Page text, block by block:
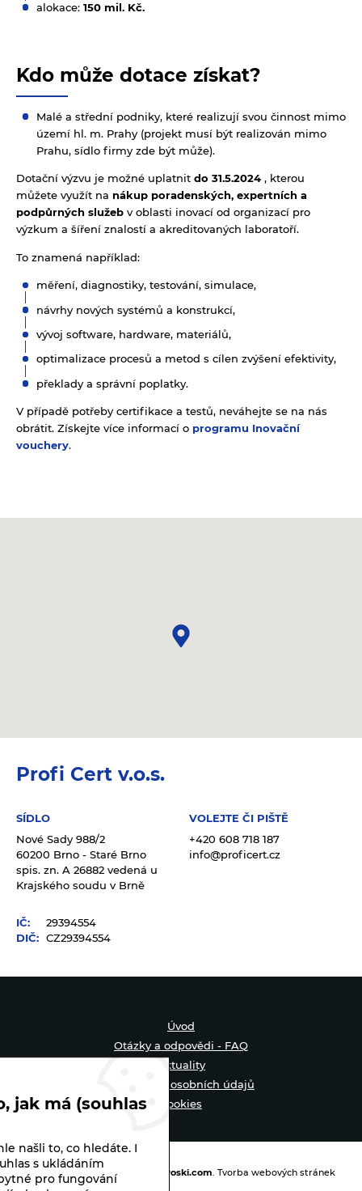
alokace: 150 mil. Kč.
Kdo může dotace získat?
Malé a střední podniky, které realizují svou činnost mimo
území hl. m. Prahy (projekt musí být realizován mimo
Prahu, sídlo firmy zde být může).
Dotační výzvu je možné uplatnit do 31.5.2024 , kterou
můžete využít na nákup poradenských, expertních a
podpůrných služeb v oblasti inovací od organizací pro
výzkum a šíření znalostí a akreditovaných laboratoří.
To znamená například:
měření, diagnostiky, testování, simulace,
návrhy nových systémů a konstrukcí,
vývoj software, hardware, materiálů,
optimalizace procesů a metod s cílen zvýšení efektivity,
překlady a správní poplatky.
V případě potřeby certifikace a testů, neváhejte se na nás
obrátit. Získejte více informací o programu Inovační
vouchery.
Profi Cert v.o.s.
SÍDLO
Nové Sady 988/2
60200 Brno - Staré Brno
spis. zn. A 26882 vedená u
Krajského soudu v Brně
VOLEJTE ČI PIŠTĚ
+420 608 718 187
info@proficert.cz
IČ:
29394554
DIČ: CZ29394554
Úvod
Otázky a odpovědi - FAQ
Aktuality
Zpracování osobních údajů
Cookies
Certifikujeme | © 2026
Webové stránky
Poski.com.Tvorba webových stránek
na míru.
jak má (souhlas
našli to, co hledáte. I
s ukládáním
pro fungování